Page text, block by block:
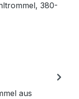
380-
aus